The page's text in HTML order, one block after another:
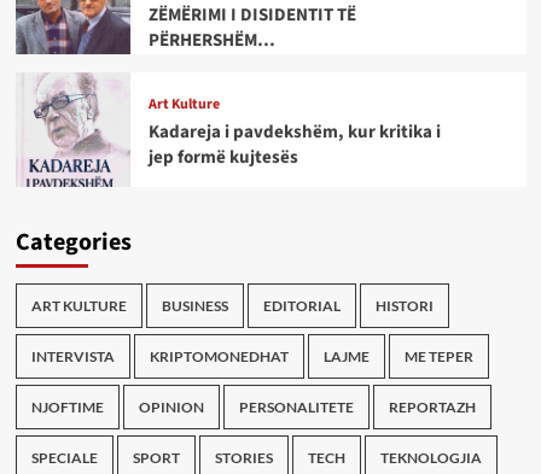
ZËMËRIMI I DISIDENTIT TË
PËRHERSHËM…
Art Kulture
Kadareja i pavdekshëm, kur kritika i
jep formë kujtesës
Categories
ART KULTURE BUSINESS EDITORIAL HISTORI
INTERVISTA KRIPTOMONEDHAT LAJME ME TEPER
NJOFTIME OPINION PERSONALITETE REPORTAZH
SPECIALE SPORT STORIES TECH TEKNOLOGJIA